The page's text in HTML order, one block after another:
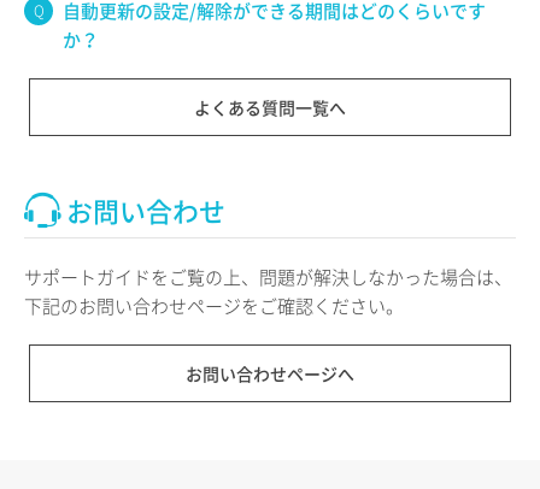
自動更新の設定/解除ができる期間はどのくらいです
か？
よくある質問一覧へ
お問い合わせ
サポートガイドをご覧の上、問題が解決しなかった場合は、
下記のお問い合わせページをご確認ください。
お問い合わせページへ